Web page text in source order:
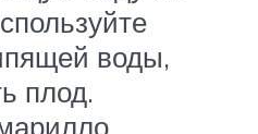
воды,
плод.